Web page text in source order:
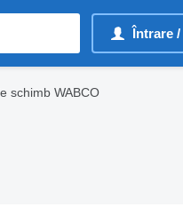
Întrare
schimb WABCO